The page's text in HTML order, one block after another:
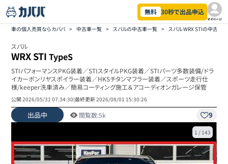
無料 30秒で出品申込
マイページ
車の個人売買ならカババ > 中古車一覧 > スバルの中古車一覧 > スバル WRX STIの中古車
スバル
WRX STI TypeS
STIパフォーマンスPKG装着／STIスタイルPKG装着／STIパーツ多数装備/ドラ
イカーボンリヤスポイラー装着／HKSチタンマフラー装着／スポーツ走行仕
様/keeper洗車済み／簡易コーティング施工＆アコーディオンガレージ保管
公開2026/05/31 07:34:30|最終更新2026/08/01 15:30:26
出品中 閲覧数:5k 9
1 / 143